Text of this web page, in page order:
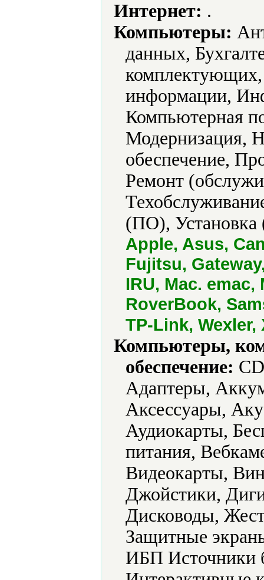
Интернет: .
Компьютеры:
данных,
комплектующих,
информации,
Компьютерная
Модернизация,
обеспечение,
Ремонт
(ПО), Установка
Apple, Asus,
Fujitsu,
IRU, Mac.
RoverBook,
TP-Link, Wexler,
Компьютеры,
обеспечение:
Адаптеры,
Аксессуары,
Аудиокарты,
питания,
Видеокарты,
Джойстики,
Дисководы,
Защитные
ИБП Источники